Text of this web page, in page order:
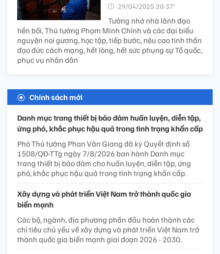
29/04/2025 20:37’
Tưởng nhớ nhà lãnh đạo
tiền bối, Thủ tướng Phạm Minh Chính và các đại biểu
nguyện noi gương, học tập, tiếp bước, nêu cao tinh thần
đạo đức cách mạng, hết lòng, hết sức phụng sự Tổ quốc,
phục vụ nhân dân
Chính sách mới
Danh mục trang thiết bị bảo đảm huấn luyện, diễn tập,
ứng phó, khắc phục hậu quả trong tình trạng khẩn cấp
Phó Thủ tướng Phan Văn Giang đã ký Quyết định số
1508/QĐ-TTg ngày 7/8/2026 ban hành Danh mục
trang thiết bị bảo đảm cho huấn luyện, diễn tập, ứng
phó, khắc phục hậu quả trong tình trạng khẩn cấp.
Xây dựng và phát triển Việt Nam trở thành quốc gia
biển mạnh
Các bộ, ngành, địa phương phấn đấu hoàn thành các
chỉ tiêu chủ yếu về xây dựng và phát triển Việt Nam trở
thành quốc gia biển mạnh giai đoạn 2026 - 2030.